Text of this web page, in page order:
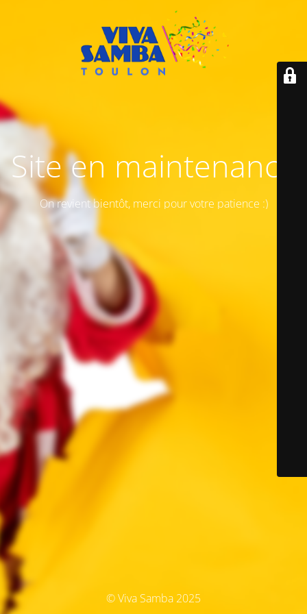
Site en maintenance
On revient bientôt, merci pour votre patience :)
© Viva Samba 2025